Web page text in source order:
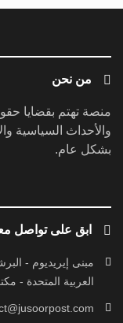
من نحن
منصة تهتم بقضايا
والأحداث السياسية
بشكل عام.
ابق على تواصل
مبنى إيريديوم -
العربية المتحدة - مكتب